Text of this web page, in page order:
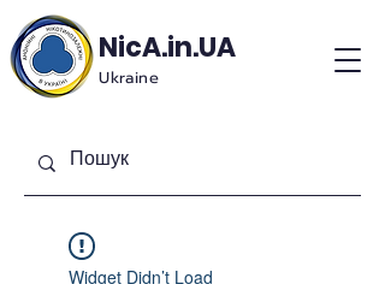
NicA.in.UA
Ukraine
Widget Didn’t Load